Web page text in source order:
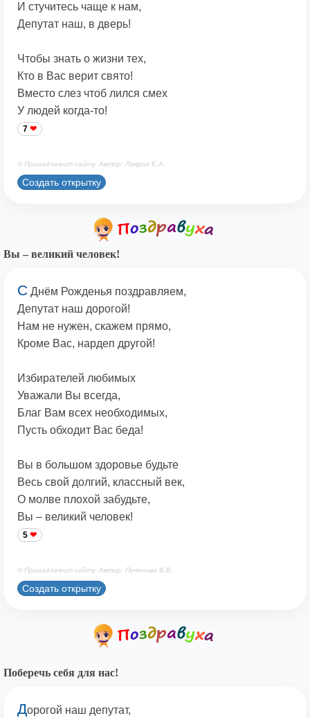
И стучитесь чаще к нам,
Депутат наш, в дверь!
Чтобы знать о жизни тех,
Кто в Вас верит свято!
Вместо слез чтоб лился смех
У людей когда-то!
7
© Принадлежит сайту. Автор: Лаврик Е.А.
Создать открытку
Вы – великий человек!
С Днём Рожденья поздравляем,
Депутат наш дорогой!
Нам не нужен, скажем прямо,
Кроме Вас, нардеп другой!
Избирателей любимых
Уважали Вы всегда,
Благ Вам всех необходимых,
Пусть обходит Вас беда!
Вы в большом здоровье будьте
Весь свой долгий, классный век,
О молве плохой забудьте,
Вы – великий человек!
5
© Принадлежит сайту. Автор: Печенова В.В.
Создать открытку
Поберечь себя для нас!
Дорогой наш депутат,